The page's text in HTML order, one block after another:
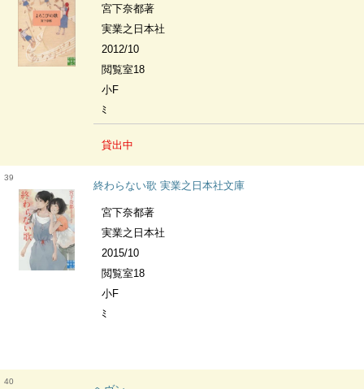
宮下奈都著
実業之日本社
2012/10
閲覧室18
小F
ﾐ
貸出中
39
終わらない歌 実業之日本社文庫
宮下奈都著
実業之日本社
2015/10
閲覧室18
小F
ﾐ
40